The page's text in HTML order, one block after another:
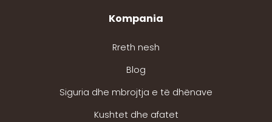
Kompania
Rreth nesh
Blog
Siguria dhe mbrojtja e të dhënave
Kushtet dhe afatet